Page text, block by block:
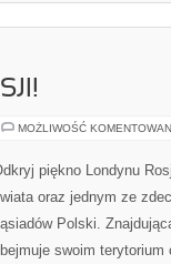
MOŻLIWOŚĆ
piękno Londynu
oraz jednym ze
Polski.
swoim terytorium